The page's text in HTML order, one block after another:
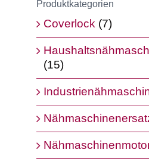
Produktkategorien
Coverlock (7)
(15)